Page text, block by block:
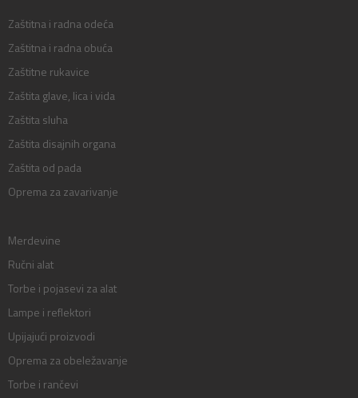
Zaštitna i radna odeća
Zaštitna i radna obuća
Zaštitne rukavice
Zaštita glave, lica i vida
Zaštita sluha
Zaštita disajnih organa
Zaštita od pada
Oprema za zavarivanje
Merdevine
Ručni alat
Torbe i pojasevi za alat
Lampe i reflektori
Upijajući proizvodi
Oprema za obeležavanje
Torbe i rančevi